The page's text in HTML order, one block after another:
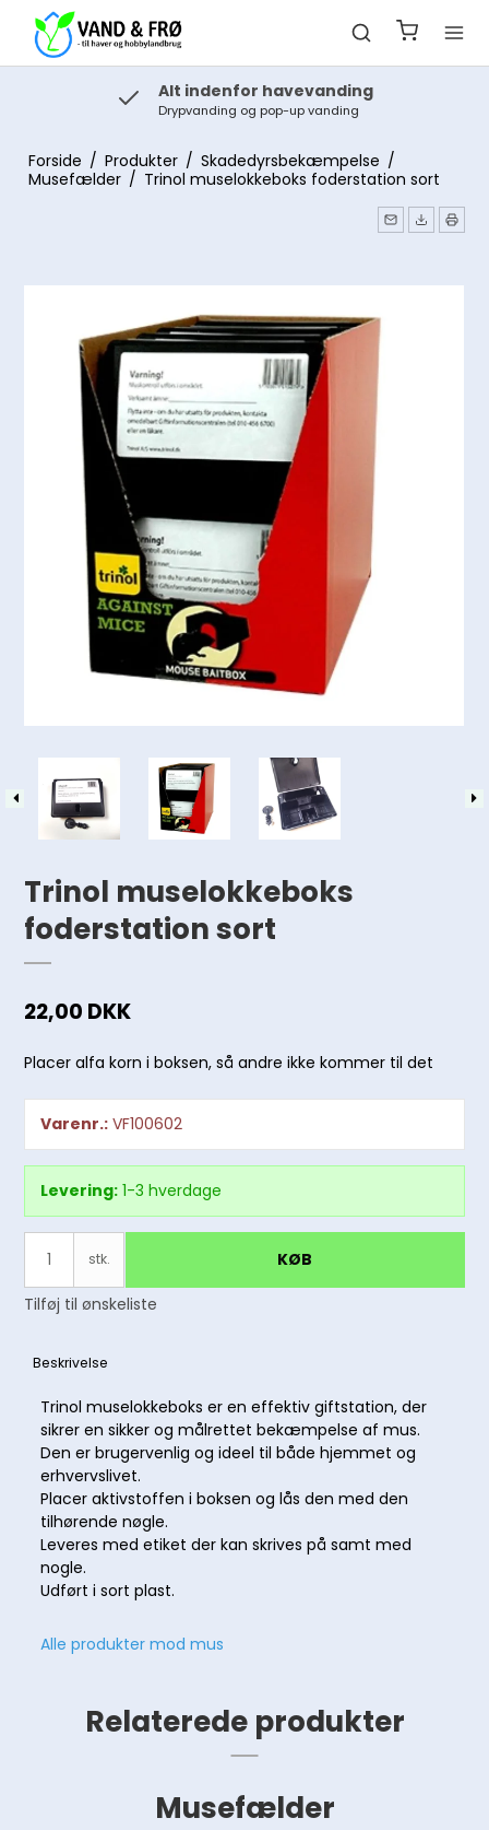
Alt indenfor havevanding
Drypvanding og pop-up vanding
Forside / Produkter / Skadedyrsbekæmpelse /
Musefælder / Trinol muselokkeboks foderstation sort
Trinol muselokkeboks
foderstation sort
22,00 DKK
Placer alfa korn i boksen, så andre ikke kommer til det
Varenr.: VF100602
Levering: 1-3 hverdage
stk. KØB
Tilføj til ønskeliste
Beskrivelse
Trinol muselokkeboks er en effektiv giftstation, der
sikrer en sikker og målrettet bekæmpelse af mus.
Den er brugervenlig og ideel til både hjemmet og
erhvervslivet.
Placer aktivstoffen i boksen og lås den med den
tilhørende nøgle.
Leveres med etiket der kan skrives på samt med
nogle.
Udført i sort plast.
Alle produkter mod mus
Relaterede produkter
Musefælder